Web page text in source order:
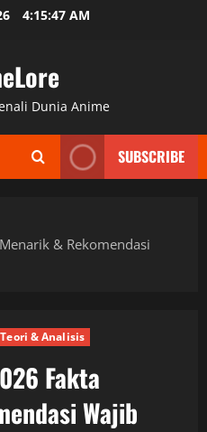
4:15:49 AM
Dunia Anime
SUBSCRIBE
& Rekomendasi
Teori & Analisis
Fakta
Wajib